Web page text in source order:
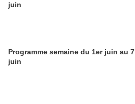
juin
Programme semaine du 1er juin au 7
juin